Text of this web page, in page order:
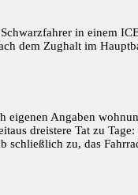
in einem
dem Zughalt im
Angaben
dreistere Tat zu
schließlich zu, das